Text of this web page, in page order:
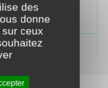
250.09 Ko
des
donne
ceux